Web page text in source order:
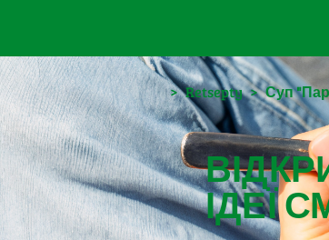
> Retsepty > Суп
ІДЕЇ